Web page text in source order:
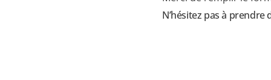
N’hésitez pas à